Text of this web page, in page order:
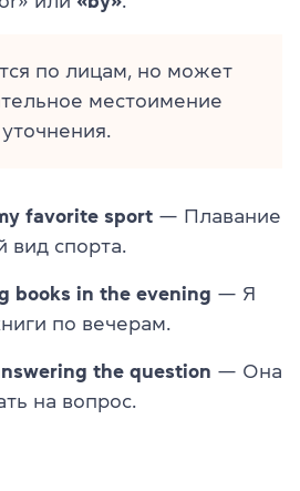
по лицам, но может
местоимение
favorite sport — Плавание
спорта.
books in the evening — Я
по вечерам.
the question — Она
на вопрос.